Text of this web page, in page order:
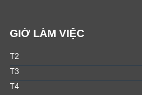
GIỜ LÀM VIỆC
T2
T3
T4